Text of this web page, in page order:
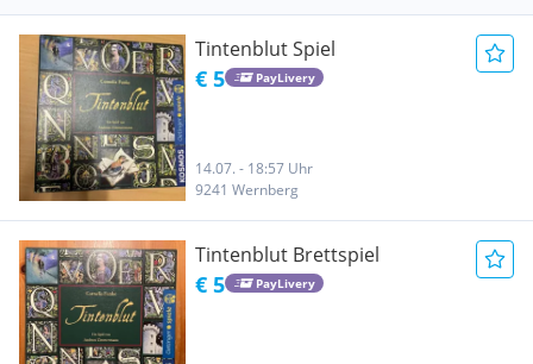
Tintenblut Spiel
€ 5 PayLivery
14.07. - 18:57 Uhr
9241 Wernberg
Tintenblut Brettspiel
€ 5 PayLivery